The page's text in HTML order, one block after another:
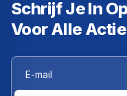
Schrijf Je In
Voor Alle